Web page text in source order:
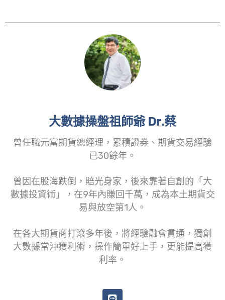
大數據操盤祖師爺 Dr.蔡
曾任職元富期貨總經理，累積證券、期貨交易經驗
已30餘年。
曾因在股海跌倒，賠光身家，後來靠著自創的「大
數據投資術」，在9年內賺回千萬，成為本土期貨交
易與放空第1人。
在各大期貨商打滾多年後，將經驗融會貫通，獨創
大數據當沖獲利術，操作簡單好上手，更能提高獲
利率。
L